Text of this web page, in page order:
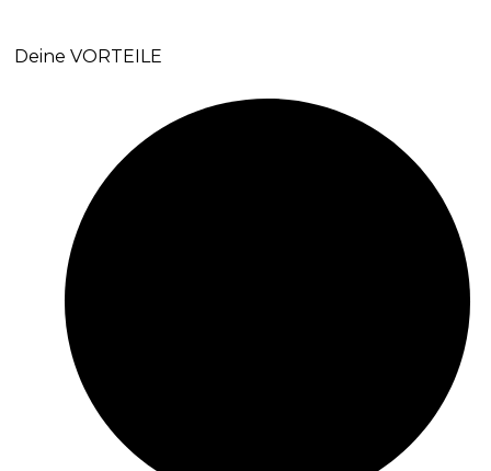
Deine VORTEILE